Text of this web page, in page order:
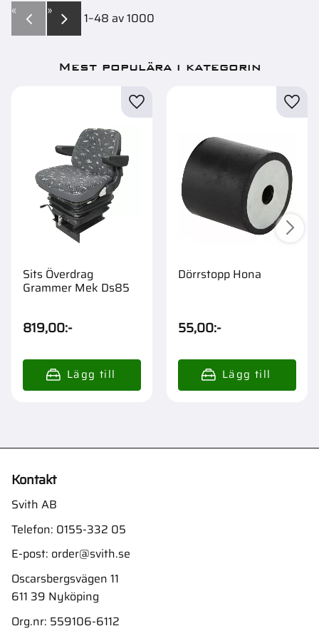
1–48 av1000
« »
Mest populära i kategorin
Sits Överdrag
Grammer Mek Ds85
819,00:-
Dörrstopp Hona
55,00:-
Kontakt
Svith AB
Telefon: 0155-332 05
E-post: order@svith.se
Oscarsbergsvägen 11
611 39 Nyköping
Org.nr: 559106-6112